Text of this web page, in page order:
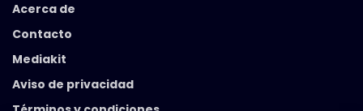
Acerca de
Contacto
Mediakit
Aviso de privacidad